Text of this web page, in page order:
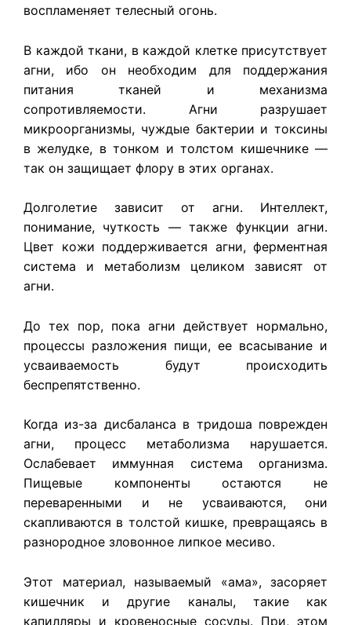
воспламеняет телесный огонь.
В каждой ткани, в каждой клетке присутствует
агни, ибо он необходим для поддержания
питания тканей и механизма
сопротивляемости. Агни разрушает
микроорганизмы, чуждые бактерии и токсины
в желудке, в тонком и толстом кишечнике —
так он защищает флору в этих органах.
Долголетие зависит от агни. Интеллект,
понимание, чуткость — также функции агни.
Цвет кожи поддерживается агни, ферментная
система и метаболизм целиком зависят от
агни.
До тех пор, пока агни действует нормально,
процессы разложения пищи, ее всасывание и
усваиваемость будут происходить
беспрепятственно.
Когда из-за дисбаланса в тридоша поврежден
агни, процесс метаболизма нарушается.
Ослабевает иммунная система организма.
Пищевые компоненты остаются не
переваренными и не усваиваются, они
скапливаются в толстой кишке, превращаясь в
разнородное зловонное липкое месиво.
Этот материал, называемый «ама», засоряет
кишечник и другие каналы, такие как
капилляры и кровеносные сосуды. При, этом